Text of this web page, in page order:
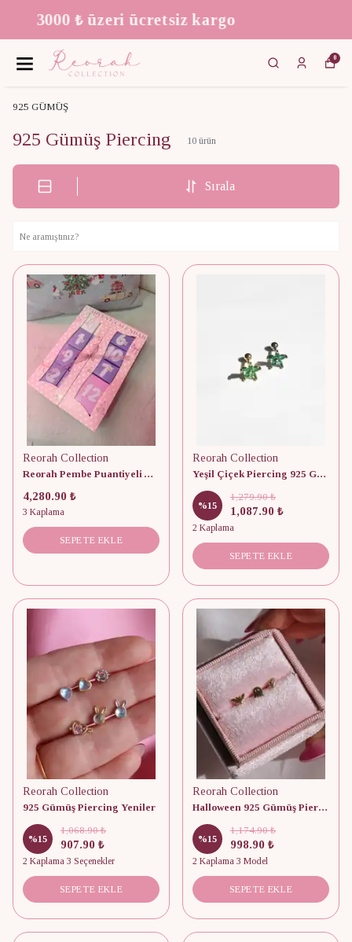
We Ship Worldwide!
0
925 GÜMÜŞ
925 Gümüş Piercing 10 ürün
Sırala
Reorah Collection
Reorah Pembe Puantiyeli Advent Calendar 12 Adet
4,280.90 ₺
3 Kaplama
SEPETE EKLE
Reorah Collection
Yeşil Çiçek Piercing 925 Gümüş
%15
1,279.90 ₺
1,087.90 ₺
2 Kaplama
SEPETE EKLE
Reorah Collection
925 Gümüş Piercing Yeniler
%15
1,068.90 ₺
907.90 ₺
2 Kaplama 3 Seçenekler
SEPETE EKLE
Reorah Collection
Halloween 925 Gümüş Piercing
%15
1,174.90 ₺
998.90 ₺
2 Kaplama 3 Model
SEPETE EKLE